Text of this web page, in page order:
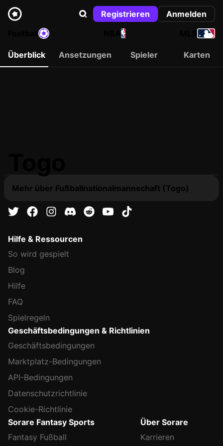
Registrieren
Anmelden
NBA
Überblick Ansetzungen Spieler Karten
Mehr über Fußballnationalmannschaft (Togo)
Hilfe & Ressourcen
So wird gespielt
Blog
Hilfe
FAQ
Spielregeln
Geschäftsbedingungen & Richtlinien
Geschäftsbedingungen
Marktplatz-Bedingungen
API-Bedingungen
Datenschutzrichtlinie
Cookie-Richtlinie
Sorare Fantasy Sports
Fantasy Fußball
Über Sorare
Karrieren